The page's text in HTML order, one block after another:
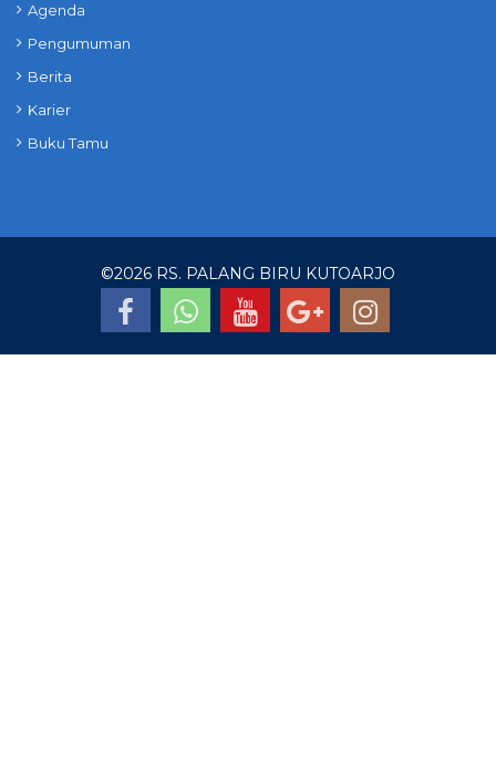
Agenda
Pengumuman
Berita
Karier
Buku Tamu
©2026 RS. PALANG BIRU KUTOARJO